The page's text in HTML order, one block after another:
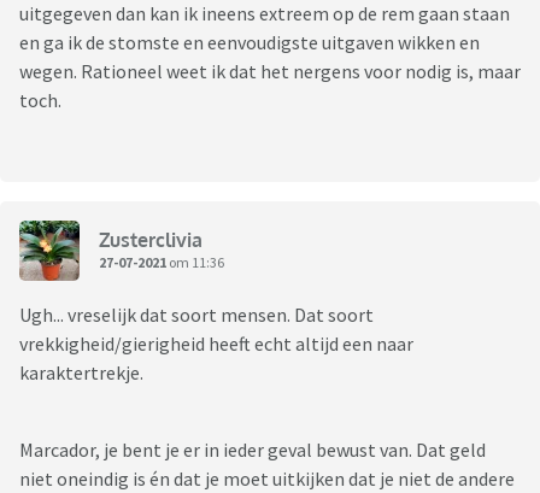
uitgegeven dan kan ik ineens extreem op de rem gaan staan
en ga ik de stomste en eenvoudigste uitgaven wikken en
wegen. Rationeel weet ik dat het nergens voor nodig is, maar
toch.
Zusterclivia
27-07-2021 om 11:36
Ugh... vreselijk dat soort mensen. Dat soort
vrekkigheid/gierigheid heeft echt altijd een naar
karaktertrekje.
Marcador, je bent je er in ieder geval bewust van. Dat geld
niet oneindig is én dat je moet uitkijken dat je niet de andere